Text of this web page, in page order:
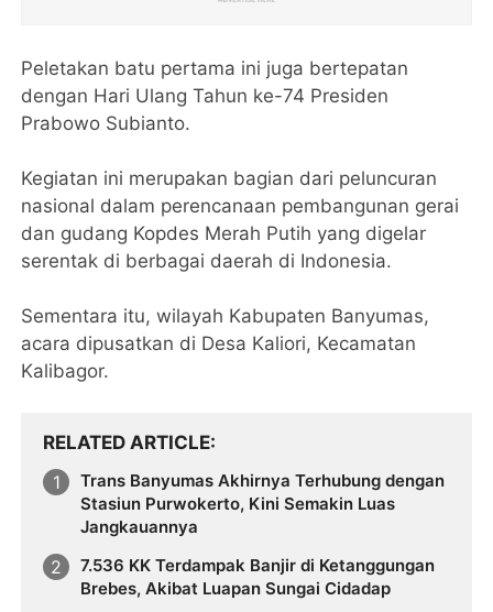
Peletakan batu pertama ini juga bertepatan
dengan Hari Ulang Tahun ke-74 Presiden
Prabowo Subianto.
Kegiatan ini merupakan bagian dari peluncuran
nasional dalam perencanaan pembangunan gerai
dan gudang Kopdes Merah Putih yang digelar
serentak di berbagai daerah di Indonesia.
Sementara itu, wilayah Kabupaten Banyumas,
acara dipusatkan di Desa Kaliori, Kecamatan
Kalibagor.
RELATED ARTICLE
Trans Banyumas Akhirnya Terhubung dengan
Stasiun Purwokerto, Kini Semakin Luas
Jangkauannya
7.536 KK Terdampak Banjir di Ketanggungan
Brebes, Akibat Luapan Sungai Cidadap